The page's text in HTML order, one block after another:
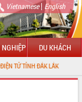
Vietnamese| English
NGHIỆP DU KHÁCH
LẮK